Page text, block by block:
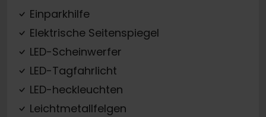
Einparkhilfe
Elektrische Seitenspiegel
LED-Scheinwerfer
LED-Tagfahrlicht
LED-heckleuchten
Leichtmetallfelgen